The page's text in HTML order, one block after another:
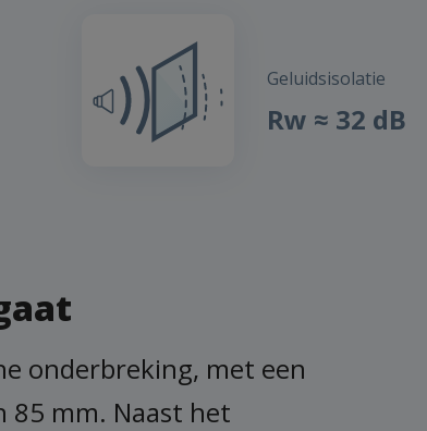
Geluidsisolatie
Rw ≈ 32 dB
onderbreking, met een
85 mm. Naast het